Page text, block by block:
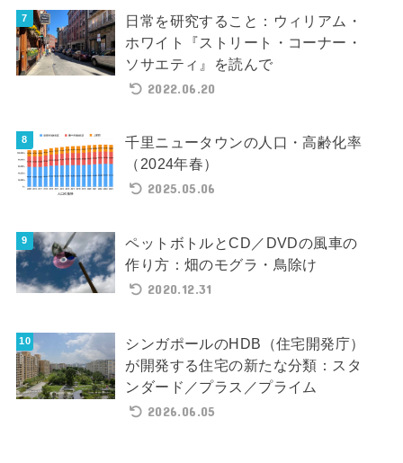
日常を研究すること：ウィリアム・
ホワイト『ストリート・コーナー・
ソサエティ』を読んで
2022.06.20
千里ニュータウンの人口・高齢化率
（2024年春）
2025.05.06
ペットボトルとCD／DVDの風車の
作り方：畑のモグラ・鳥除け
2020.12.31
シンガポールのHDB（住宅開発庁）
が開発する住宅の新たな分類：スタ
ンダード／プラス／プライム
2026.06.05